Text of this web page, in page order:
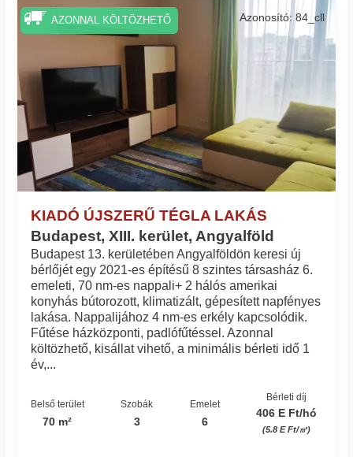
KIADÓ ÚJSZERŰ TÉGLA LAKÁS
Budapest, XIII. kerület, Angyalföld
Azonosító: 84_cll
Budapest 13. kerületében Angyalföldön keresi új
bérlőjét egy 2021-es építésű 8 szintes társasház 6.
emeleti, 70 nm-es nappali+ 2 hálós amerikai
konyhás bútorozott, klimatizált, gépesített napfényes
lakása. Nappalijához 4 nm-es erkély kapcsolódik.
Fűtése házközponti, padlófűtéssel. Azonnal
költözhető, kisállat vihető, a minimális bérleti idő 1
év,...
Belső terület
70 m²
Szobák
3
Emelet
6
Bérleti díj
406 E Ft/hó
(5.8 E Ft/㎡)
AZONNAL KÖLTÖZHETŐ